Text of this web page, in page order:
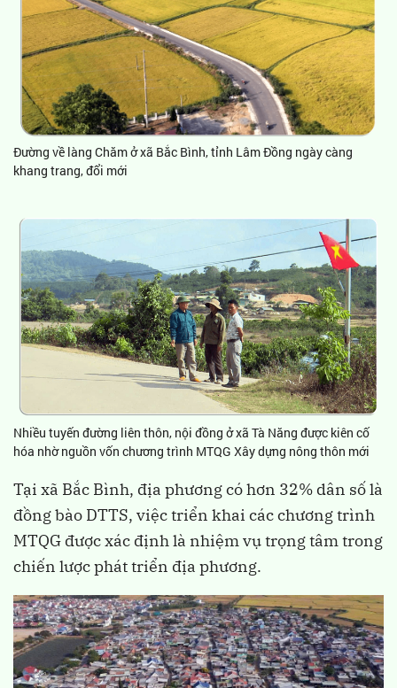
Đường về làng Chăm ở xã Bắc Bình, tỉnh Lâm Đồng ngày càng
khang trang, đổi mới
Nhiều tuyến đường liên thôn, nội đồng ở xã Tà Năng được kiên cố
hóa nhờ nguồn vốn chương trình MTQG Xây dựng nông thôn mới
Tại xã Bắc Bình, địa phương có hơn 32% dân số là
đồng bào DTTS, việc triển khai các chương trình
MTQG được xác định là nhiệm vụ trọng tâm trong
chiến lược phát triển địa phương.